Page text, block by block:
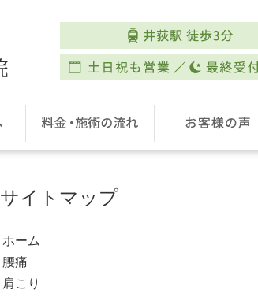
サイトマップ
ホーム
腰痛
肩こり